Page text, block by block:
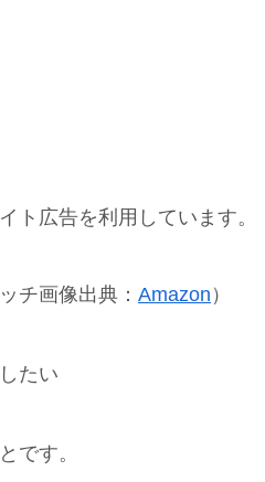
ト広告を利用しています。
チ画像出典： Amazon ）
たい
です。